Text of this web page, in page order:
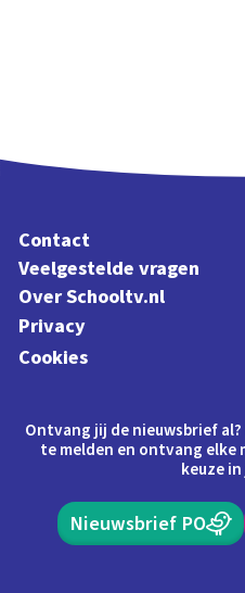
Contact
Veelgestelde vragen
Over Schooltv.nl
Privacy
Cookies
Ontvang jij de nieuwsbrief
te melden en ontvang elke
keuze
Nieuwsbrief PO